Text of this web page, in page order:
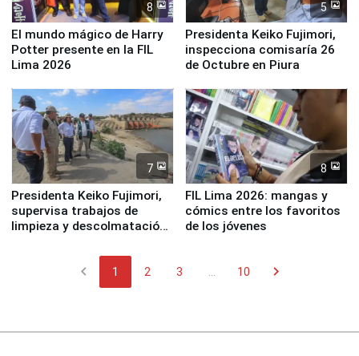
8
El mundo mágico de Harry
Potter presente en la FIL
Lima 2026
5
Presidenta Keiko Fujimori,
inspecciona comisaría 26
de Octubre en Piura
7
Presidenta Keiko Fujimori,
supervisa trabajos de
limpieza y descolmatación
8
FIL Lima 2026: mangas y
cómics entre los favoritos
de los jóvenes
chevron_left 1 2 3 ... 10 chevron_right